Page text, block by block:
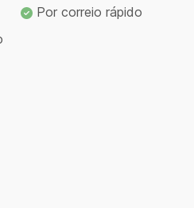
Por correio rápido